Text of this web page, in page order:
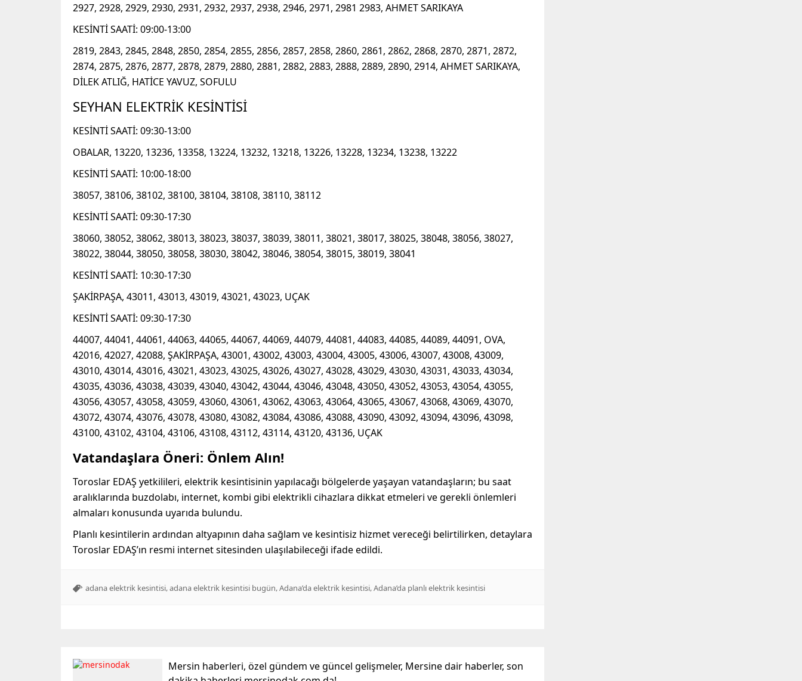
2927, 2928, 2929, 2930, 2931, 2932, 2937, 2938, 2946, 2971, 2981 2983, AHMET SARIKAYA
KESİNTİ SAATİ: 09:00-13:00
2819, 2843, 2845, 2848, 2850, 2854, 2855, 2856, 2857, 2858, 2860, 2861, 2862, 2868, 2870, 2871, 2872,
2874, 2875, 2876, 2877, 2878, 2879, 2880, 2881, 2882, 2883, 2888, 2889, 2890, 2914, AHMET SARIKAYA,
DİLEK ATLIĞ, HATİCE YAVUZ, SOFULU
SEYHAN ELEKTRİK KESİNTİSİ
KESİNTİ SAATİ: 09:30-13:00
OBALAR, 13220, 13236, 13358, 13224, 13232, 13218, 13226, 13228, 13234, 13238, 13222
KESİNTİ SAATİ: 10:00-18:00
38057, 38106, 38102, 38100, 38104, 38108, 38110, 38112
KESİNTİ SAATİ: 09:30-17:30
38060, 38052, 38062, 38013, 38023, 38037, 38039, 38011, 38021, 38017, 38025, 38048, 38056, 38027,
38022, 38044, 38050, 38058, 38030, 38042, 38046, 38054, 38015, 38019, 38041
KESİNTİ SAATİ: 10:30-17:30
ŞAKİRPAŞA, 43011, 43013, 43019, 43021, 43023, UÇAK
KESİNTİ SAATİ: 09:30-17:30
44007, 44041, 44061, 44063, 44065, 44067, 44069, 44079, 44081, 44083, 44085, 44089, 44091, OVA,
42016, 42027, 42088, ŞAKİRPAŞA, 43001, 43002, 43003, 43004, 43005, 43006, 43007, 43008, 43009,
43010, 43014, 43016, 43021, 43023, 43025, 43026, 43027, 43028, 43029, 43030, 43031, 43033, 43034,
43035, 43036, 43038, 43039, 43040, 43042, 43044, 43046, 43048, 43050, 43052, 43053, 43054, 43055,
43056, 43057, 43058, 43059, 43060, 43061, 43062, 43063, 43064, 43065, 43067, 43068, 43069, 43070,
43072, 43074, 43076, 43078, 43080, 43082, 43084, 43086, 43088, 43090, 43092, 43094, 43096, 43098,
43100, 43102, 43104, 43106, 43108, 43112, 43114, 43120, 43136, UÇAK
Vatandaşlara Öneri: Önlem Alın!
Toroslar EDAŞ yetkilileri, elektrik kesintisinin yapılacağı bölgelerde yaşayan vatandaşların; bu saat
aralıklarında buzdolabı, internet, kombi gibi elektrikli cihazlara dikkat etmeleri ve gerekli önlemleri
almaları konusunda uyarıda bulundu.
Planlı kesintilerin ardından altyapının daha sağlam ve kesintisiz hizmet vereceği belirtilirken, detaylara
Toroslar EDAŞ’ın resmi internet sitesinden ulaşılabileceği ifade edildi.
adana elektrik kesintisi,adana elektrik kesintisi bugün,Adana’da elektrik kesintisi,Adana’da planlı elektrik kesintisi
Mersin haberleri, özel gündem ve güncel gelişmeler, Mersine dair haberler, son